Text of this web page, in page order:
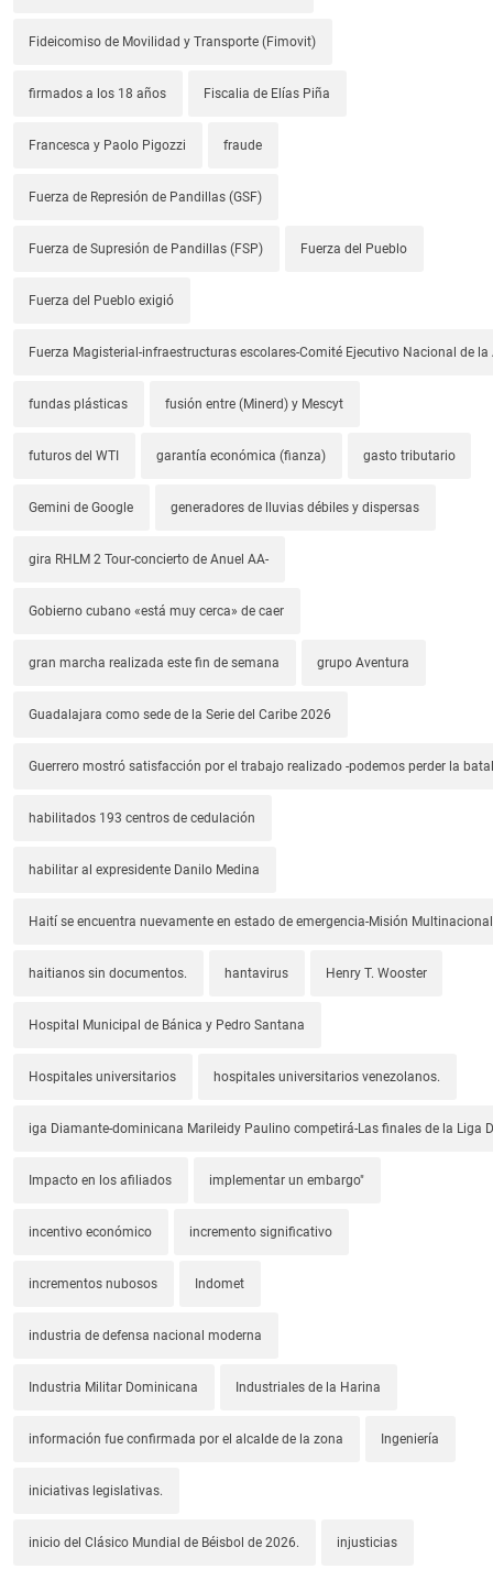
Fideicomiso de Movilidad y Transporte (Fimovit)
firmados a los 18 años Fiscalia de Elías Piña
Francesca y Paolo Pigozzi fraude
Fuerza de Represión de Pandillas (GSF)
Fuerza de Supresión de Pandillas (FSP) Fuerza del Pueblo
Fuerza del Pueblo exigió
Fuerza Magisterial-infraestructuras escolares-Comité Ejecutivo Nacional de la
fundas plásticas fusión entre (Minerd) y Mescyt
futuros del WTI garantía económica (fianza) gasto tributario
Gemini de Google generadores de lluvias débiles y dispersas
gira RHLM 2 Tour-concierto de Anuel AA-
Gobierno cubano «está muy cerca» de caer
gran marcha realizada este fin de semana grupo Aventura
Guadalajara como sede de la Serie del Caribe 2026
Guerrero mostró satisfacción por el trabajo realizado -podemos perder la
habilitados 193 centros de cedulación
habilitar al expresidente Danilo Medina
Haití se encuentra nuevamente en estado de emergencia-Misión
haitianos sin documentos. hantavirus Henry T. Wooster
Hospital Municipal de Bánica y Pedro Santana
Hospitales universitarios hospitales universitarios venezolanos.
iga Diamante-dominicana Marileidy Paulino competirá-Las finales de la Liga
Impacto en los afiliados implementar un embargo"
incentivo económico incremento significativo
incrementos nubosos Indomet
industria de defensa nacional moderna
Industria Militar Dominicana Industriales de la Harina
información fue confirmada por el alcalde de la zona Ingeniería
iniciativas legislativas.
inicio del Clásico Mundial de Béisbol de 2026. injusticias